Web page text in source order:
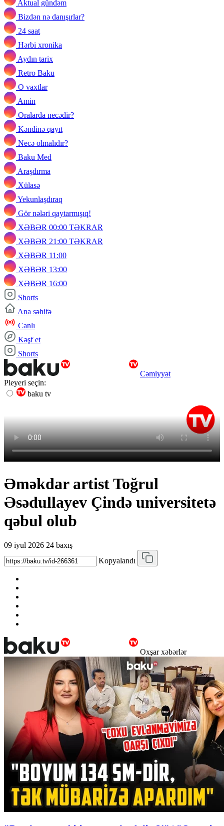
Aktual gündəm
Bizdən nə danışırlar?
24 saat
Hərbi xronika
Aydın tarix
Retro Baku
O vaxtlar
Amin
Oralarda necədir?
Kəndinə qayıt
Necə olmalıdır?
Baku Med
Araşdırma
Xülasə
Yekunlaşdıraq
Gör nələri qaytarmışıq!
XƏBƏR 00:00 TƏKRAR
XƏBƏR 21:00 TƏKRAR
XƏBƏR 11:00
XƏBƏR 13:00
XƏBƏR 16:00
Shorts
Ana səhifə
Canlı
Kəşf et
Shorts
Cəmiyyət
Pleyeri seçin:
baku tv
Əməkdar artist Toğrul
Əsədullayev Çində universitetə
qəbul olub
09 iyul 2026 24 baxış
Kopyalandı
Oxşar xəbərlər